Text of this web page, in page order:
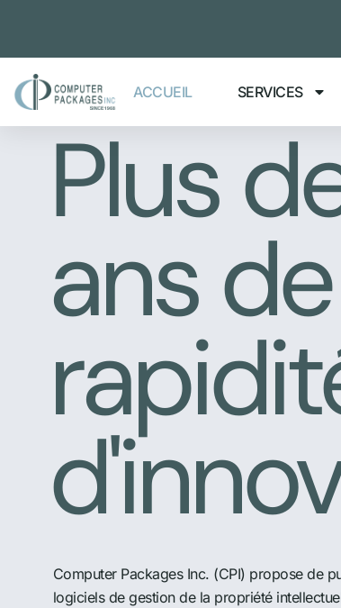
ACCUEIL SERVICES
Plus
ans de
Computer Packages Inc. (CPI) propose de
logiciels de gestion de la propriété